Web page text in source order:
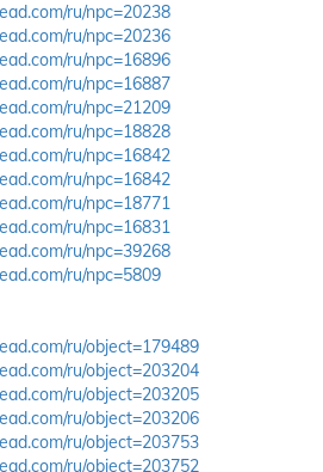
ru/npc=20238
ru/npc=20236
ru/npc=16896
ru/npc=16887
ru/npc=21209
ru/npc=18828
ru/npc=16842
ru/npc=16842
ru/npc=18771
ru/npc=16831
ru/npc=39268
ru/npc=5809
ru/object=179489
ru/object=203204
ru/object=203205
ru/object=203206
ru/object=203753
ru/object=203752